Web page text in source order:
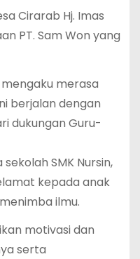
Cirarab Hj. Imas
PT. Sam Won yang
merasa
berjalan dengan
dukungan Guru-
SMK Nursin,
kepada anak
ilmu.
motivasi dan
serta